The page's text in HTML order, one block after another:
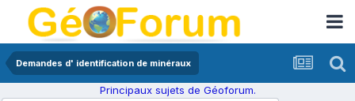
Demandes d' identification de minéraux
Principaux sujets de Géoforum.